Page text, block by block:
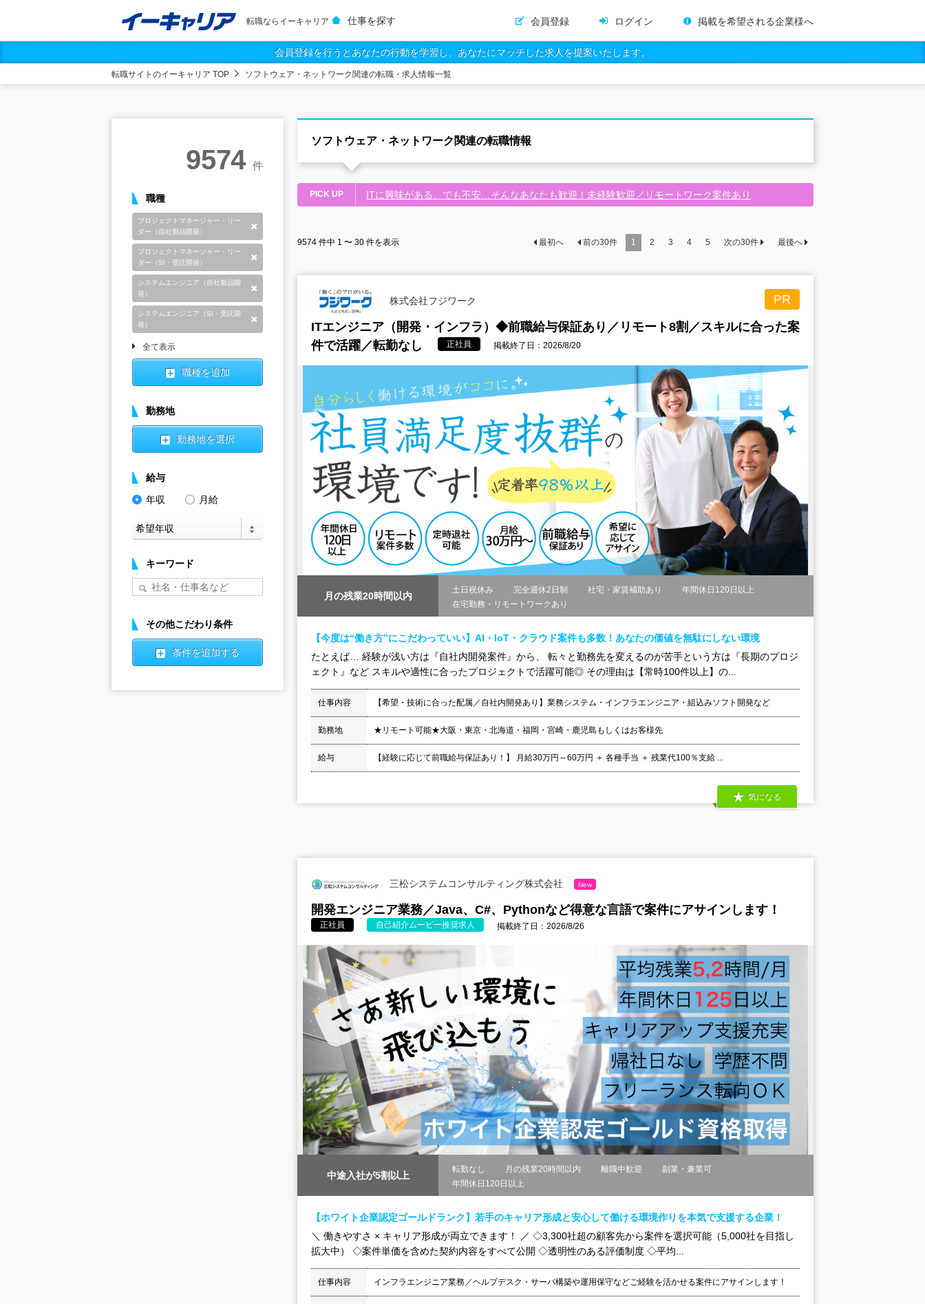
転職ならイーキャリア 仕事を探す 会員登録 ログイン 掲載を希望される企業様へ
会員登録を行うとあなたの行動を学習し、あなたにマッチした求人を提案いたします。
転職サイトのイーキャリア TOP ソフトウェア・ネットワーク関連の転職・求人情報一覧
ソフトウェア・ネットワーク関連の転職情報
PICK UP ITに興味がある、でも不安…そんなあなたも歓迎！未経験歓迎／リモートワーク案件あり
9574 件中 1 〜 30 件を表示 最初へ 前の30件 1 2 3 4 5 次の30件 最後へ
株式会社フジワーク
PR
ITエンジニア（開発・インフラ）◆前職給与保証あり／リモート8割／スキルに合った案
件で活躍／転勤なし
正社員 掲載終了日：2026/8/20
月の残業20時間以内
土日祝休み 完全週休2日制 社宅・家賃補助あり
年間休日120日以上
在宅勤務・リモートワークあり
【今度は“働き方”にこだわっていい】AI・IoT・クラウド案件も多数！あなたの価値を無駄にしない環境
たとえば… 経験が浅い方は『自社内開発案件』から、 転々と勤務先を変えるのが苦手という方は『長期のプロジ
ェクト』など スキルや適性に合ったプロジェクトで活躍可能◎ その理由は【常時100件以上】の...
仕事内容 【希望・技術に合った配属／自社内開発あり】業務システム・インフラエンジニア・組込みソフト開発など
勤務地 ★リモート可能★大阪・東京・北海道・福岡・宮崎・鹿児島もしくはお客様先
給与 【経験に応じて前職給与保証あり！】 月給30万円～60万円 ＋ 各種手当 ＋ 残業代100％支給 ...
気になる
三松システムコンサルティング株式会社 New
開発エンジニア業務／Java、C#、Pythonなど得意な言語で案件にアサインします！
正社員 自己紹介ムービー推奨求人 掲載終了日：2026/8/26
中途入社が5割以上
転勤なし 月の残業20時間以内 離職中歓迎
副業・兼業可
年間休日120日以上
【ホワイト企業認定ゴールドランク】若手のキャリア形成と安心して働ける環境作りを本気で支援する企業！
＼ 働きやすさ × キャリア形成が両立できます！ ／ ◇3,300社超の顧客先から案件を選択可能（5,000社を目指し
拡大中） ◇案件単価を含めた契約内容をすべて公開 ◇透明性のある評価制度 ◇平均...
仕事内容 インフラエンジニア業務／ヘルプデスク・サーバ構築や運用保守などご経験を活かせる案件にアサインします！
9574 件
職種
プロジェクトマネージャー・リー
ダー（自社製品開発）
プロジェクトマネージャー・リー
ダー（SI・受託開発）
システムエンジニア（自社製品開
発）
システムエンジニア（SI・受託開
発）
全て表示
職種を追加
勤務地
勤務地を選択
給与
年収
月給
キーワード
その他こだわり条件
条件を追加する